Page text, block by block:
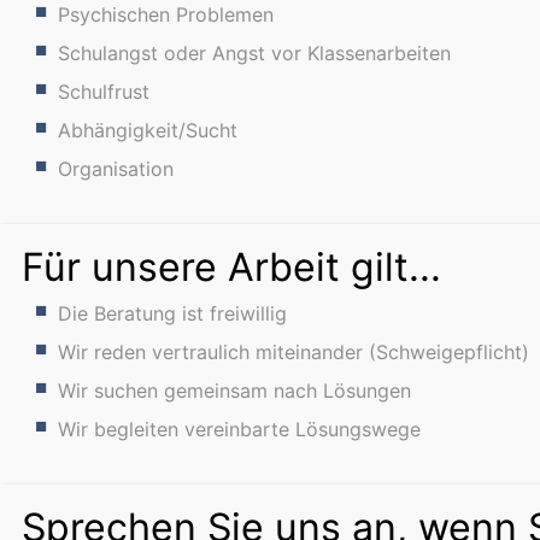
Psychischen Problemen
Schulangst oder Angst vor Klassenarbeiten
Schulfrust
Abhängigkeit/Sucht
Organisation
Für unsere Arbeit gilt...
Die Beratung ist freiwillig
Wir reden vertraulich miteinander (Schweigepflicht)
Wir suchen gemeinsam nach Lösungen
Wir begleiten vereinbarte Lösungswege
Sprechen Sie uns an, wenn